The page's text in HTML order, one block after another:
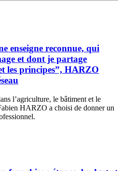
enseigne reconnue, qui
et dont je partage
les principes”, HARZO
l’agriculture, le bâtiment et le
HARZO a choisi de donner un